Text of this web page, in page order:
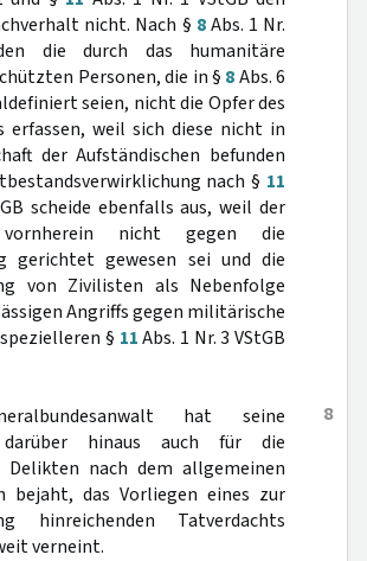
nicht. Nach § 8Abs. 1 Nr.
die durch das humanitäre
Personen, die in § 8Abs. 6
seien, nicht die Opfer des
erfassen, weil sich diese nicht in
der Aufständischen befunden
nach § 11
scheide ebenfalls aus, weil der
nicht gegen die
gerichtet gewesen sei und die
von Zivilisten als Nebenfolge
Angriffs gegen militärische
§ 11Abs. 1 Nr. 3 VStGB
8
hat seine
darüber hinaus auch für die
Delikten nach dem allgemeinen
bejaht, das Vorliegen eines zur
hinreichenden Tatverdachts
verneint.